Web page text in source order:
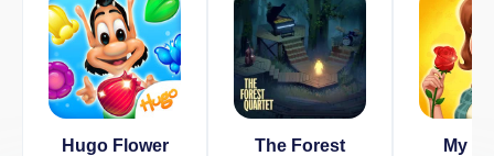
Hugo Flower
The Forest
My